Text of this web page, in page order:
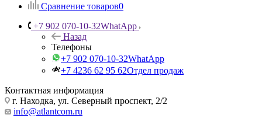
Сравнение товаров0
+7 902 070-10-32WhatApp
Назад
Телефоны
+7 902 070-10-32WhatApp
+7 4236 62 95 62Отдел продаж
Контактная информация
г. Находка, ул. Северный проспект, 2/2
info@atlantcom.ru